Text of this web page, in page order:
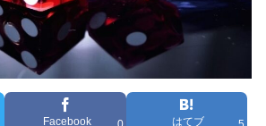
Facebook はてブ